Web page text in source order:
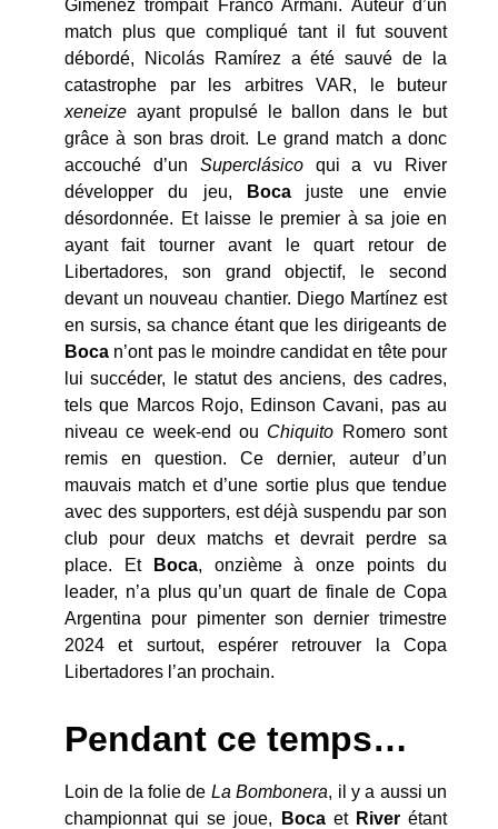
Giménez trompait Franco Armani. Auteur d’un
match plus que compliqué tant il fut souvent
débordé, Nicolás Ramírez a été sauvé de la
catastrophe par les arbitres VAR, le buteur
xeneize ayant propulsé le ballon dans le but
grâce à son bras droit. Le grand match a donc
accouché d’un Superclásicoqui a vu River
développer du jeu,
Boca juste une envie
désordonnée. Et laisse le premier à sa joie en
ayant fait tourner avant le quart retour de
Libertadores, son grand objectif, le second
devant un nouveau chantier. Diego Martínez est
en sursis, sa chance étant que les dirigeants de
Boca n’ont pas le moindre candidat en tête pour
lui succéder, le statut des anciens, des cadres,
tels que Marcos Rojo, Edinson Cavani, pas au
niveau ce week-end ou Chiquito Romero sont
remis en question. Ce dernier, auteur d’un
mauvais match et d’une sortie plus que tendue
avec des supporters, est déjà suspendu par son
club pour deux matchs et devrait perdre sa
place. Et
Boca, onzième à onze points du
leader, n’a plus qu’un quart de finale de Copa
Argentina pour pimenter son dernier trimestre
2024 et surtout, espérer retrouver la Copa
Libertadores l’an prochain.
Pendant ce temps…
Loin de la folie de La Bombonera, il y a aussi un
championnat qui se joue,
Bocaet Riverétant